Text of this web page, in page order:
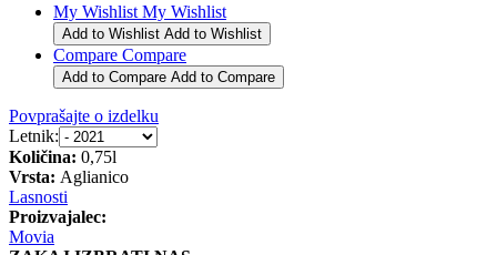
My Wishlist My Wishlist
Add to Wishlist Add to Wishlist
Compare Compare
Add to Compare Add to Compare
Povprašajte o izdelku
Letnik:
Količina: 0,75l
Vrsta: Aglianico
Lasnosti
Proizvajalec:
Movia